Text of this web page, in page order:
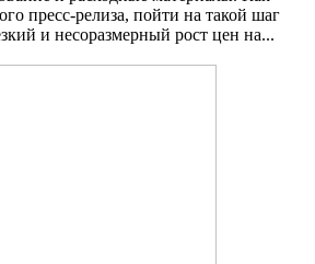
пресс-релиза, пойти на такой шаг
и несоразмерный рост цен на...